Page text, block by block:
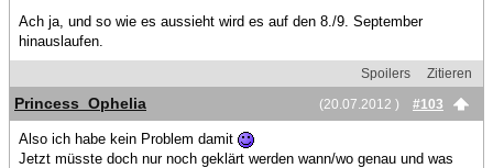
Ach ja, und so wie es aussieht wird es auf den 8./9. September
hinauslaufen.
Spoilers
Zitieren
(20.07.2012 )
#103
Princess_Ophelia
Also ich habe kein Problem damit
Jetzt müsste doch nur noch geklärt werden wann/wo genau und was